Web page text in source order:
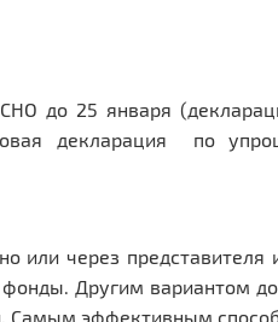
до 25 января
декларация по
или через представителя
Другим вариантом
Самым эффективным